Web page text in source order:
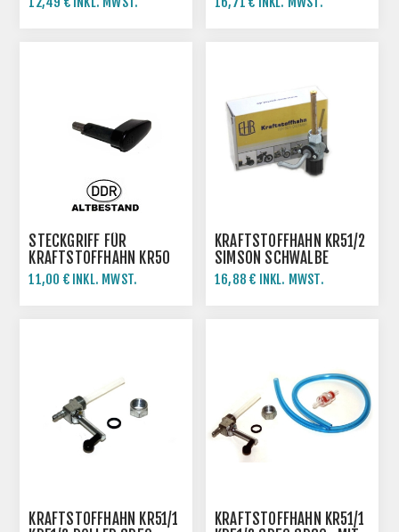
STECKGRIFF FÜR
KRAFTSTOFFHAHN KR50
11,00 € INKL. MWST.
KRAFTSTOFFHAHN KR51/2
SIMSON SCHWALBE
16,88 € INKL. MWST.
KRAFTSTOFFHAHN KR51/1
KRAFTSTOFFHAHN KR51/1